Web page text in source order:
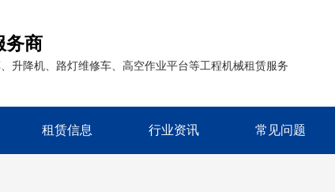
务商
升降机、路灯维修车、高空作业平台等工程机械租赁服务
租赁信息 行业资讯 常见问题